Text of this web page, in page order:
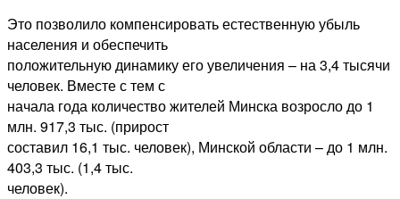
Это позволило компенсировать естественную убыль
населения и обеспечить
положительную динамику его увеличения – на 3,4 тысячи
человек. Вместе с тем с
начала года количество жителей Минска возросло до 1
млн. 917,3 тыс. (прирост
составил 16,1 тыс. человек), Минской области – до 1 млн.
403,3 тыс. (1,4 тыс.
человек).